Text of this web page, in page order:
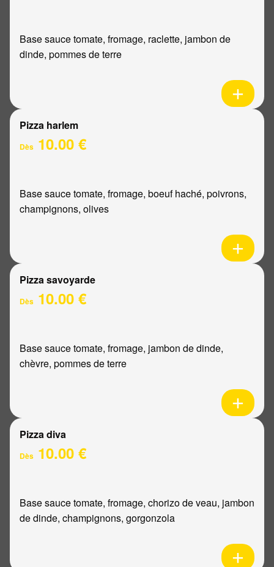
Base sauce tomate, fromage, raclette, jambon de
dinde, pommes de terre
Pizza harlem
Dès 10.00 €
Base sauce tomate, fromage, boeuf haché, poivrons,
champignons, olives
Pizza savoyarde
Dès 10.00 €
Base sauce tomate, fromage, jambon de dinde,
chèvre, pommes de terre
Pizza diva
Dès 10.00 €
Base sauce tomate, fromage, chorizo de veau, jambon
de dinde, champignons, gorgonzola